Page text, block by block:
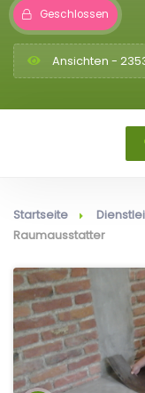
Geschlossen
Ansichten -
Startseite
Raumausstatter